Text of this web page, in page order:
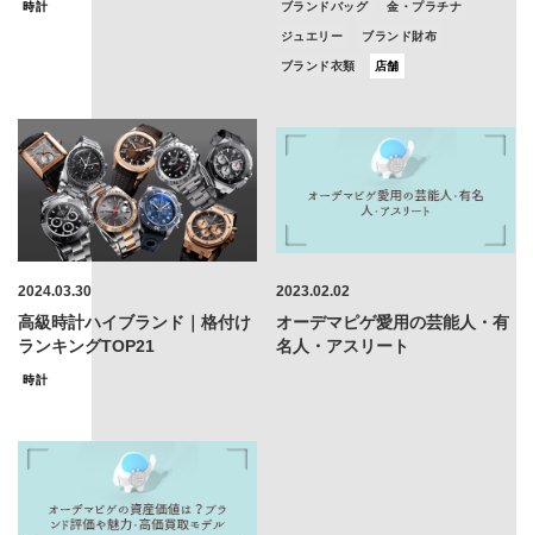
時計 ブランドバッグ 金・プラチナ
ジュエリー ブランド財布
ブランド衣類 店舗
2024.03.30
高級時計ハイブランド｜格付け
ランキングTOP21
時計
2023.02.02
オーデマピゲ愛用の芸能人・有
名人・アスリート